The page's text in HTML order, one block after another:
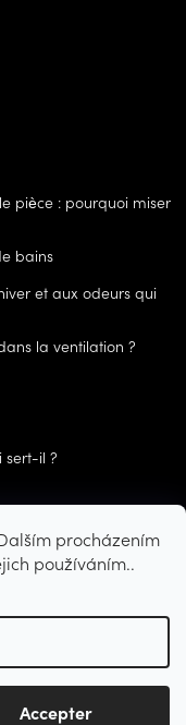
procházením
používáním..
Accepter
pièce : pourquoi miser
bains
et aux odeurs qui
la ventilation ?
sert-il ?
. Tous droits réservés.
cookies